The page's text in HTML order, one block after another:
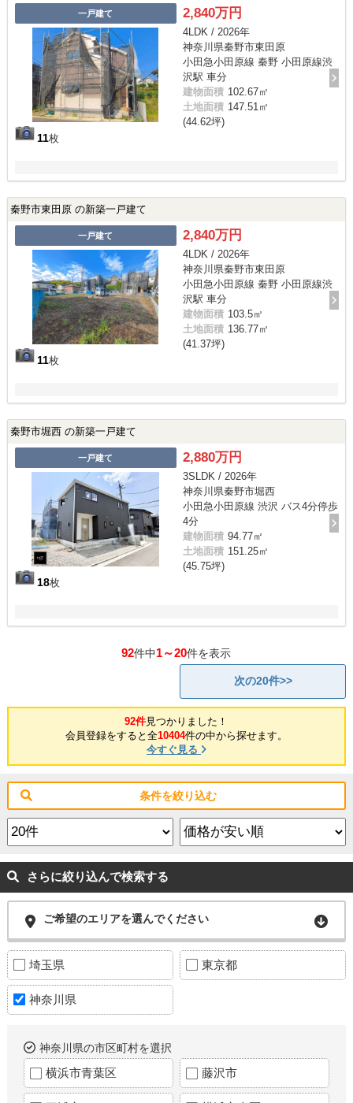
一戸建て
11枚
2,840万円
4LDK / 2026年
神奈川県秦野市東田原
小田急小田原線 秦野 小田原線渋
沢駅 車分
建物面積 102.67㎡
土地面積 147.51㎡
(44.62坪)
秦野市東田原 の新築一戸建て
一戸建て
11枚
2,840万円
4LDK / 2026年
神奈川県秦野市東田原
小田急小田原線 秦野 小田原線渋
沢駅 車分
建物面積 103.5㎡
土地面積 136.77㎡
(41.37坪)
秦野市堀西 の新築一戸建て
一戸建て
18枚
2,880万円
3SLDK / 2026年
神奈川県秦野市堀西
小田急小田原線 渋沢 バス4分停歩
4分
建物面積 94.77㎡
土地面積 151.25㎡
(45.75坪)
92件中1～20件を表示
次の20件>>
92件見つかりました！
会員登録をすると全10404件の中から探せます。
今すぐ見る
条件を絞り込む
さらに絞り込んで検索する
ご希望のエリアを選んでください
埼玉県 東京都
神奈川県
神奈川県の市区町村を選択
横浜市青葉区 藤沢市